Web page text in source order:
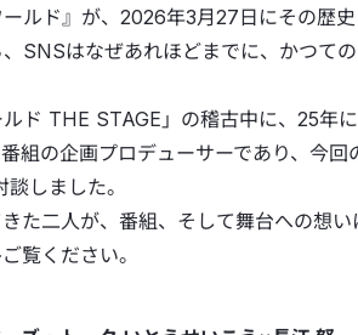
ルド』が、2026年3月27日にその歴史
SNSはなぜあれほどまでに、かつて
ド THE STAGE」の稽古中に、25年
組の企画プロデューサーであり、今回
しました。
た二人が、番組、そして舞台への想
覧ください。